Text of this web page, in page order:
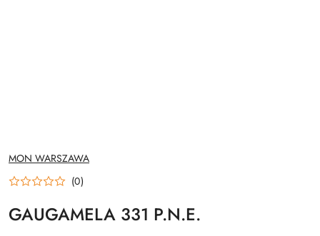
NAZWA
PRODUCENTA:
MON WARSZAWA
(0)
GAUGAMELA 331 P.N.E.